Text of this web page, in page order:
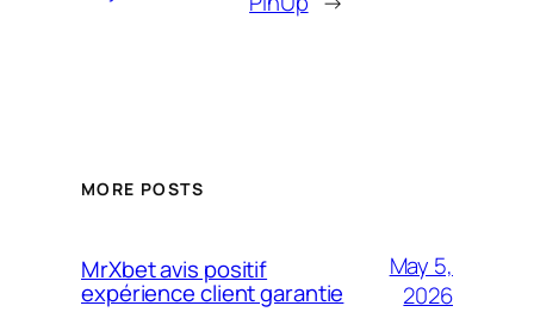
MORE POSTS
MrXbet avis positif
expérience client garantie
May 5,
2026